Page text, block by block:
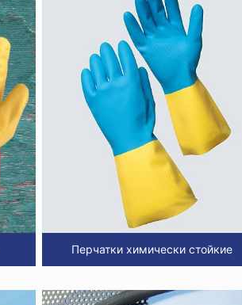
Перчатки химически стойкие